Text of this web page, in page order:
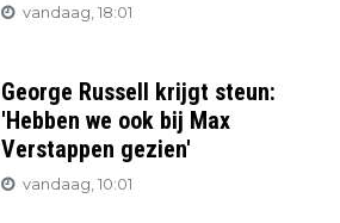
vandaag, 18:01
George Russell krijgt steun:
'Hebben we ook bij Max
Verstappen gezien'
vandaag, 10:01